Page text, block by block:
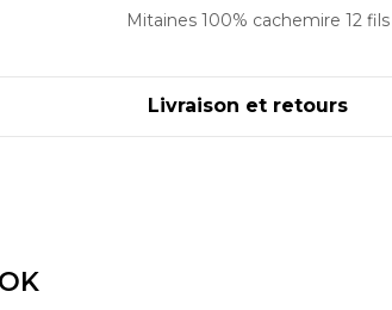
Mitaines 100% cachemire 12 fils
Livraison et retours